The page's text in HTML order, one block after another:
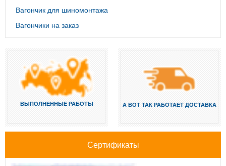
Вагончик для шиномонтажа
Вагончики на заказ
ВЫПОЛНЕННЫЕ РАБОТЫ А ВОТ ТАК РАБОТАЕТ ДОСТАВКА
Сертификаты